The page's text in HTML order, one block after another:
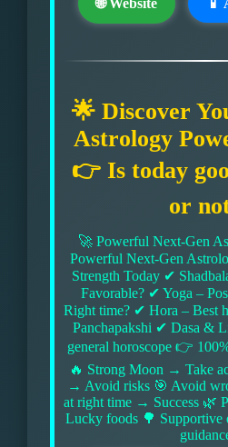
🌐 Website 📱
🌟 Discover
Astrology
👉 Is today
or
🚀 Powerful Next-Gen
Powerful Next-Gen
Strength Today ✔
Favorable? ✔ Yoga –
Right time? ✔ Hora – Best
Panchapakshi ✔ Dasa &
general horoscope 👉
🔥 Strong Moon → Take
→ Avoid risks 🎯 Avoid
at right time → Success 🌿
Lucky foods 🌳 Supportive